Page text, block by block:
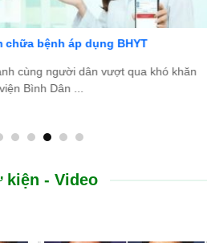
Bệnh viện Bình Dân Đà
Bệnh viện Bình Dân Đà Nẵng
tài năng, nhiệt huyết để gia
kiện - Video